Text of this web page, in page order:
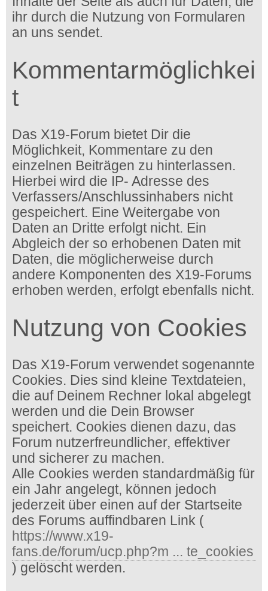
ihr durch die Nutzung von Formularen
an uns sendet.
Kommentarmöglichkei
t
Das X19-Forum bietet Dir die
Möglichkeit, Kommentare zu den
einzelnen Beiträgen zu hinterlassen.
Hierbei wird die IP- Adresse des
Verfassers/Anschlussinhabers nicht
gespeichert. Eine Weitergabe von
Daten an Dritte erfolgt nicht. Ein
Abgleich der so erhobenen Daten mit
Daten, die möglicherweise durch
andere Komponenten des X19-Forums
erhoben werden, erfolgt ebenfalls nicht.
Nutzung von Cookies
Das X19-Forum verwendet sogenannte
Cookies. Dies sind kleine Textdateien,
die auf Deinem Rechner lokal abgelegt
werden und die Dein Browser
speichert. Cookies dienen dazu, das
Forum nutzerfreundlicher, effektiver
und sicherer zu machen.
Alle Cookies werden standardmäßig für
ein Jahr angelegt, können jedoch
jederzeit über einen auf der Startseite
des Forums auffindbaren Link (
https://www.x19-
fans.de/forum/ucp.php?m ... te_cookies
) gelöscht werden.